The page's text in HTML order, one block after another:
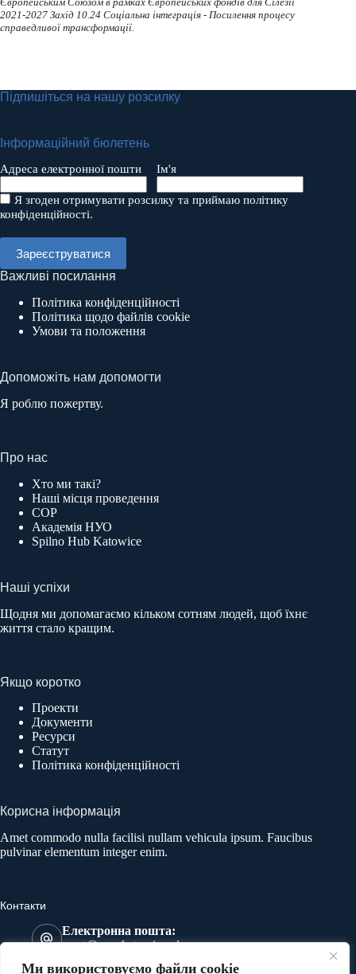
Ми використовуємо файли cookie
2021-2027 Захід 10.24 Соціальна інтеграція - Посилення процесу
справедливої трансформації.
Підпишіться на нашу розсилку
Інформаційний бюлетень
Адреса електронної пошти Ім'я
Я згоден отримувати розсилку та приймаю політику
конфіденційності.
Важливі посилання
Політика конфіденційності
Політика щодо файлів cookie
Умови та положення
Допоможіть нам допомогти
Я роблю пожертву.
Про нас
Хто ми такі?
Наші місця проведення
COP
Академія НУО
Spilno Hub Katowice
Наші успіхи
Щодня ми допомагаємо кільком сотням людей, щоб їхнє
життя стало кращим.
Якщо коротко
Проекти
Документи
Ресурси
Статут
Політика конфіденційності
Корисна інформація
Amet commodo nulla facilisi nullam vehicula ipsum. Faucibus
pulvinar elementum integer enim.
Контакти
Електронна пошта:
most@mostkatowice.pl